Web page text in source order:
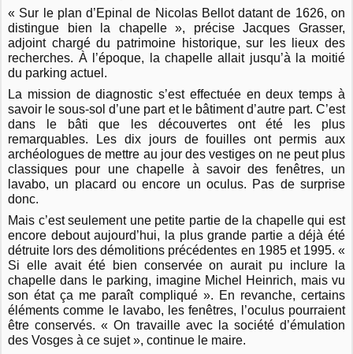
« Sur le plan d’Epinal de Nicolas Bellot datant de 1626, on
distingue bien la chapelle », précise Jacques Grasser,
adjoint chargé du patrimoine historique, sur les lieux des
recherches. À l’époque, la chapelle allait jusqu’à la moitié
du parking actuel.
La mission de diagnostic s’est effectuée en deux temps à
savoir le sous-sol d’une part et le bâtiment d’autre part. C’est
dans le bâti que les découvertes ont été les plus
remarquables. Les dix jours de fouilles ont permis aux
archéologues de mettre au jour des vestiges on ne peut plus
classiques pour une chapelle à savoir des fenêtres, un
lavabo, un placard ou encore un oculus. Pas de surprise
donc.
Mais c’est seulement une petite partie de la chapelle qui est
encore debout aujourd’hui, la plus grande partie a déjà été
détruite lors des démolitions précédentes en 1985 et 1995. «
Si elle avait été bien conservée on aurait pu inclure la
chapelle dans le parking, imagine Michel Heinrich, mais vu
son état ça me paraît compliqué ». En revanche, certains
éléments comme le lavabo, les fenêtres, l’oculus pourraient
être conservés. « On travaille avec la société d’émulation
des Vosges à ce sujet », continue le maire.